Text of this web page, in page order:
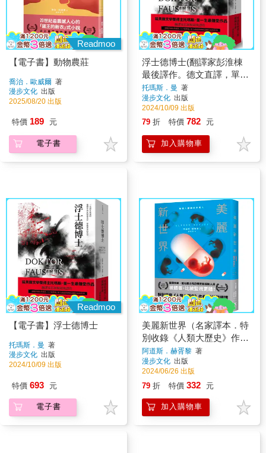
Readmoo
【電子書】動物農莊
喬治．歐威爾 著
漫步文化 出版
2025/08/20 出版
特價 189 元
電子書
浮士德博士(翻譯家彭淮棟
最後譯作。德文直譯，單冊
經典回歸版)
托瑪斯．曼 著
漫步文化 出版
2024/10/09 出版
79 折 特價 782 元
加入購物車
Readmoo
【電子書】浮士德博士
托瑪斯．曼 著
漫步文化 出版
2024/10/09 出版
特價 693 元
電子書
美麗新世界（名家譯本．特
別收錄《人類大歷史》作者
哈拉瑞導讀、1946年版作者
序）
阿道斯．赫胥黎 著
漫步文化 出版
2024/06/26 出版
79 折 特價 332 元
加入購物車